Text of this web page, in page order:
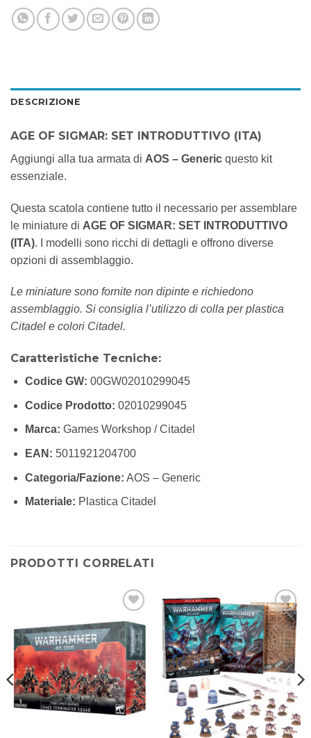
DESCRIZIONE
AGE OF SIGMAR: SET INTRODUTTIVO (ITA)
Aggiungi alla tua armata di AOS – Generic questo kit
essenziale.
Questa scatola contiene tutto il necessario per assemblare
le miniature di AGE OF SIGMAR: SET INTRODUTTIVO
(ITA). I modelli sono ricchi di dettagli e offrono diverse
opzioni di assemblaggio.
Le miniature sono fornite non dipinte e richiedono
assemblaggio. Si consiglia l’utilizzo di colla per plastica
Citadel e colori Citadel.
Caratteristiche Tecniche:
Codice GW: 00GW02010299045
Codice Prodotto: 02010299045
Marca: Games Workshop / Citadel
EAN: 5011921204700
Categoria/Fazione: AOS – Generic
Materiale: Plastica Citadel
PRODOTTI CORRELATI
Aggiungi
alla lista
dei
desideri
Aggiungi
alla lista
dei
desideri